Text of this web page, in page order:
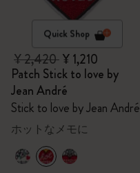
Quick Shop
¥ 2,420¥ 1,210
Patch Stick to love by
Jean André
Stick to love by Jean André
ホットなメモに